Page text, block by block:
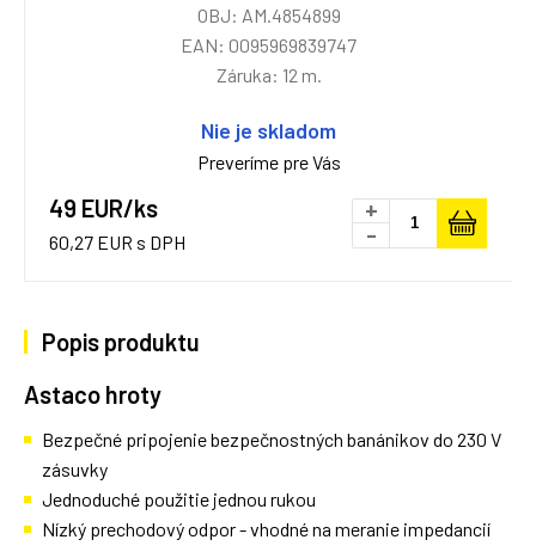
OBJ: AM.4854899
EAN: 0095969839747
Záruka: 12 m.
Nie je skladom
Preveríme pre Vás
49 EUR/ks
60,27 EUR s DPH
+
-
Popis produktu
Astaco hroty
Bezpečné pripojenie bezpečnostných banánikov do 230 V
zásuvky
Jednoduché použitie jednou rukou
Nízký prechodový odpor - vhodné na meranie impedancií